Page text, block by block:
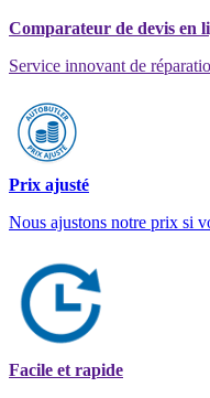
Comparateur de devis en
Service innovant de
Prix ajusté
Nous ajustons notre prix si
Facile et rapide